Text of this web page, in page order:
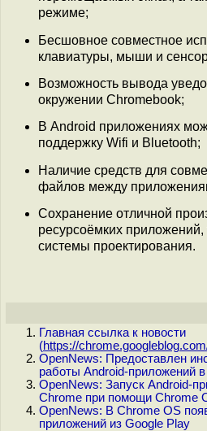
режиме;
Бесшовное совместное
клавиатуры, мыши и
Возможность вывода
окружении Chromebook;
В Android приложениях
поддержку Wifi и Bluetooth;
Наличие средств для
файлов между
Сохранение отличной
ресурсоёмких приложений,
системы проектирования.
Главная ссылка к новости
(https://
OpenNews: Предоставлен
работы Android-приложений
OpenNews: Запуск Android-
Chrome при помощи Chrome
OpenNews: В Chrome OS
приложений из Google Play